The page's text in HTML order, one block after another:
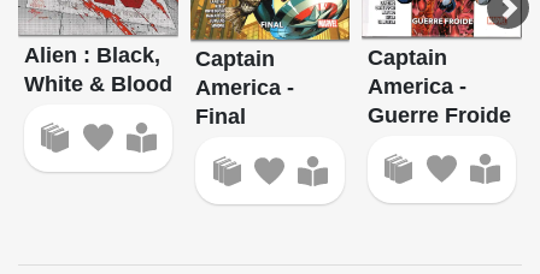
Alien : Black,
White & Blood
Captain
America -
Final
Captain
America -
Guerre Froide